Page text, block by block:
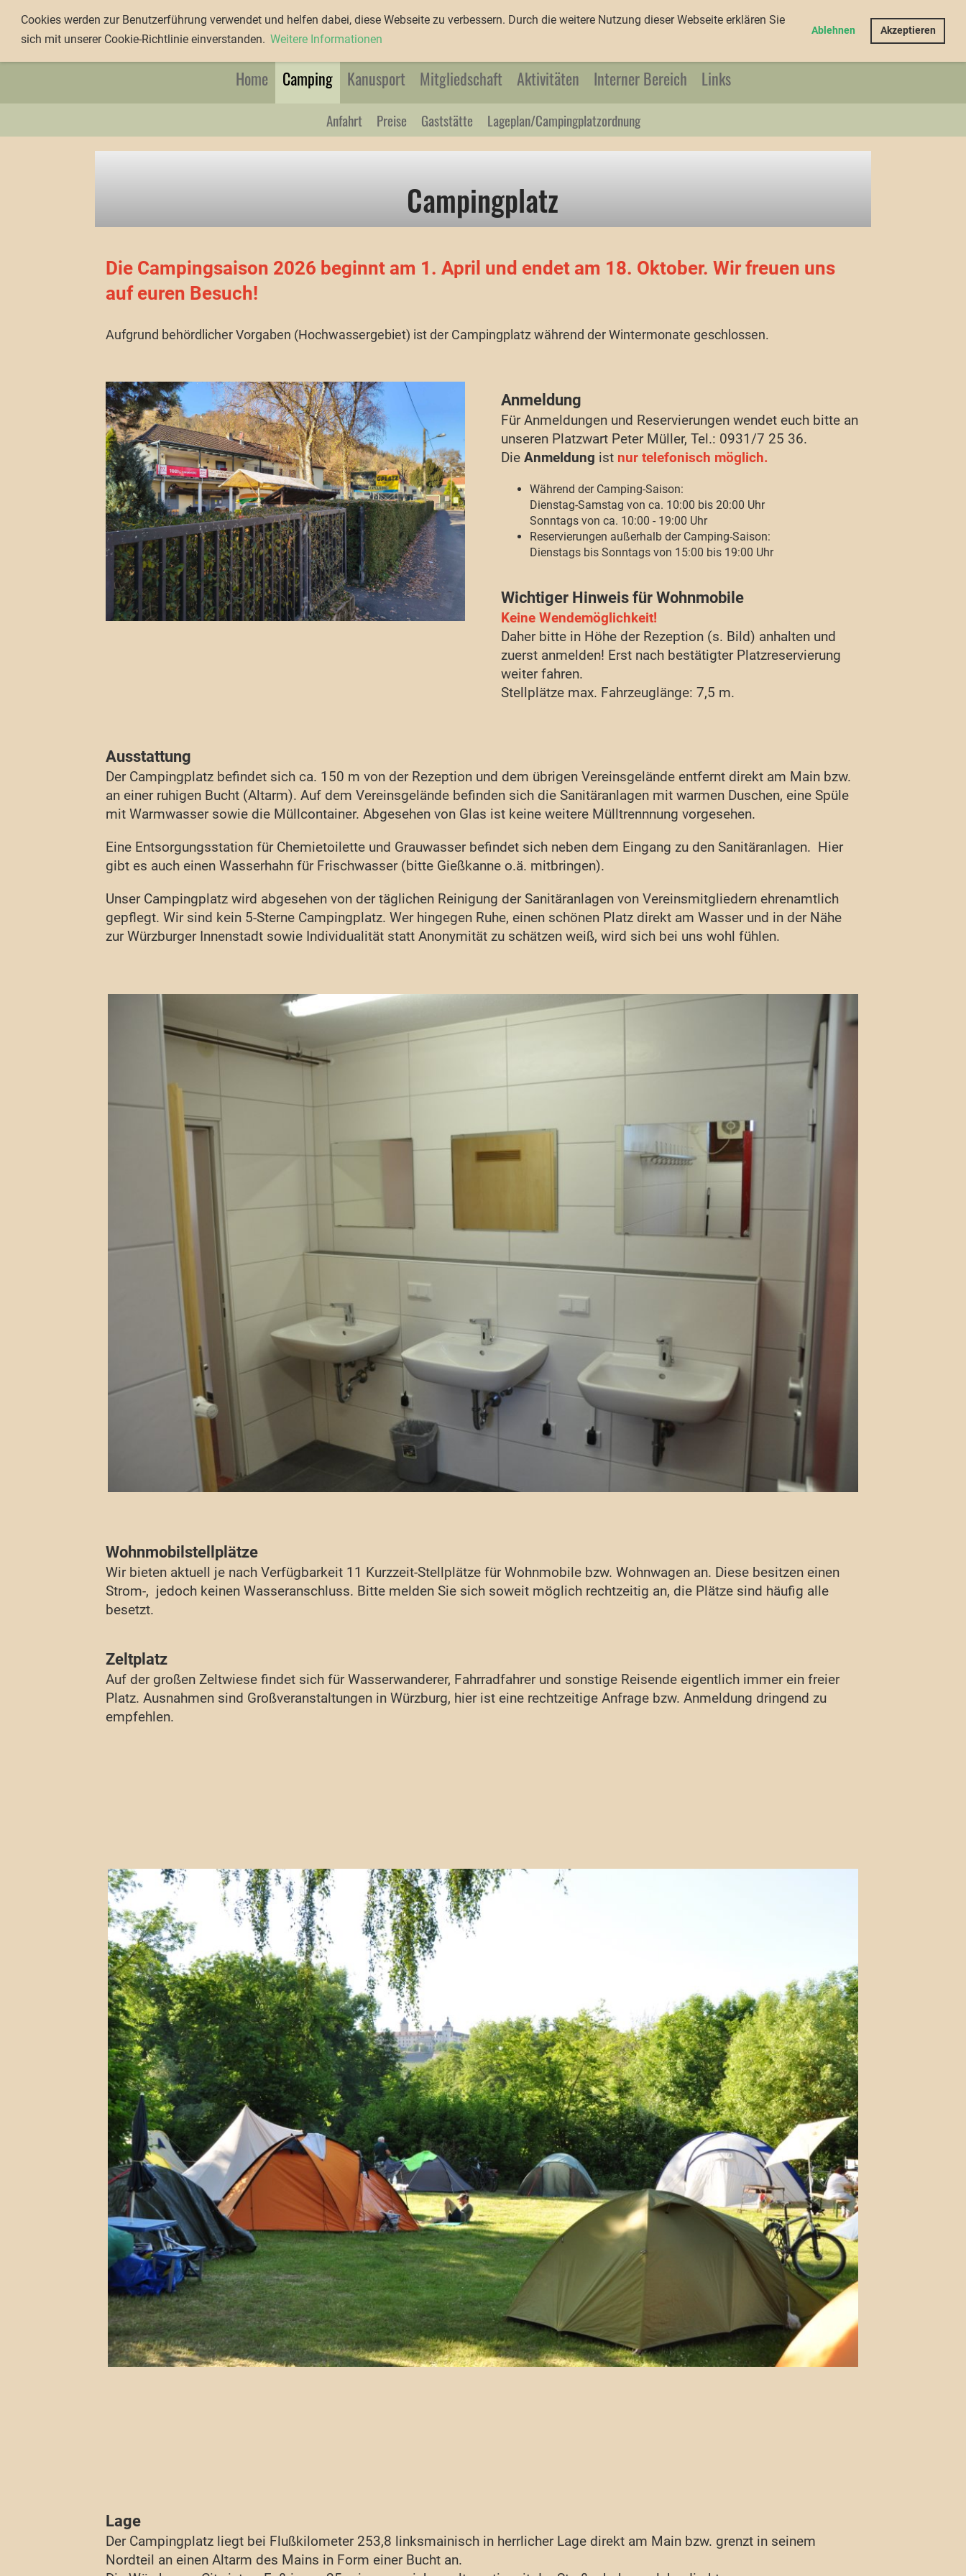
Cookies werden zur Benutzerführung verwendet und helfen dabei, diese Webseite zu verbessern. Durch die weitere Nutzung dieser Webseite erklären Sie
sich mit unserer Cookie-Richtlinie einverstanden. Weitere Informationen
Ablehnen Akzeptieren
Kanu-Club Würzburg e.V. Login
Home Camping Kanusport Mitgliedschaft Aktivitäten Interner Bereich Links
Anfahrt Preise Gaststätte Lageplan/Campingplatzordnung
Campingplatz
Die Campingsaison 2026 beginnt am 1. April und endet am 18. Oktober. Wir freuen uns
auf euren Besuch!
Aufgrund behördlicher Vorgaben (Hochwassergebiet) ist der Campingplatz während der Wintermonate geschlossen.
Anmeldung
Für Anmeldungen und Reservierungen wendet euch bitte an
unseren Platzwart Peter Müller, Tel.: 0931/7 25 36.
Die Anmeldung ist nur telefonisch möglich.
Während der Camping-Saison:
Dienstag-Samstag von ca. 10:00 bis 20:00 Uhr
Sonntags von ca. 10:00 - 19:00 Uhr
Reservierungen außerhalb der Camping-Saison:
Dienstags bis Sonntags von 15:00 bis 19:00 Uhr
Wichtiger Hinweis für Wohnmobile
Keine Wendemöglichkeit!
Daher bitte in Höhe der Rezeption (s. Bild) anhalten und
zuerst anmelden! Erst nach bestätigter Platzreservierung
weiter fahren.
Stellplätze max. Fahrzeuglänge: 7,5 m.
Ausstattung
Der Campingplatz befindet sich ca. 150 m von der Rezeption und dem übrigen Vereinsgelände entfernt direkt am Main bzw.
an einer ruhigen Bucht (Altarm). Auf dem Vereinsgelände befinden sich die Sanitäranlagen mit warmen Duschen, eine Spüle
mit Warmwasser sowie die Müllcontainer. Abgesehen von Glas ist keine weitere Mülltrennnung vorgesehen.
Eine Entsorgungsstation für Chemietoilette und Grauwasser befindet sich neben dem Eingang zu den Sanitäranlagen. Hier
gibt es auch einen Wasserhahn für Frischwasser (bitte Gießkanne o.ä. mitbringen).
Unser Campingplatz wird abgesehen von der täglichen Reinigung der Sanitäranlagen von Vereinsmitgliedern ehrenamtlich
gepflegt. Wir sind kein 5-Sterne Campingplatz. Wer hingegen Ruhe, einen schönen Platz direkt am Wasser und in der Nähe
zur Würzburger Innenstadt sowie Individualität statt Anonymität zu schätzen weiß, wird sich bei uns wohl fühlen.
Wohnmobilstellplätze
Wir bieten aktuell je nach Verfügbarkeit 11 Kurzzeit-Stellplätze für Wohnmobile bzw. Wohnwagen an. Diese besitzen einen
Strom-, jedoch keinen Wasseranschluss. Bitte melden Sie sich soweit möglich rechtzeitig an, die Plätze sind häufig alle
besetzt.
Zeltplatz
Auf der großen Zeltwiese findet sich für Wasserwanderer, Fahrradfahrer und sonstige Reisende eigentlich immer ein freier
Platz. Ausnahmen sind Großveranstaltungen in Würzburg, hier ist eine rechtzeitige Anfrage bzw. Anmeldung dringend zu
empfehlen.
Lage
Der Campingplatz liegt bei Flußkilometer 253,8 linksmainisch in herrlicher Lage direkt am Main bzw. grenzt in seinem
Nordteil an einen Altarm des Mains in Form einer Bucht an.